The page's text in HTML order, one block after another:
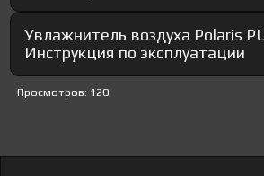
Увлажнитель воздуха Polaris
Инструкция по эксплуатации
Просмотров: 120